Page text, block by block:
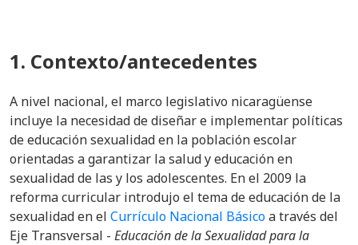
1. Contexto/antecedentes
A nivel nacional, el marco legislativo nicaragüense
incluye la necesidad de diseñar e implementar políticas
de educación sexualidad en la población escolar
orientadas a garantizar la salud y educación en
sexualidad de las y los adolescentes. En el 2009 la
reforma curricular introdujo el tema de educación de la
sexualidad en el Currículo Nacional Básicoa través del
Eje Transversal - Educación de la Sexualidad para la